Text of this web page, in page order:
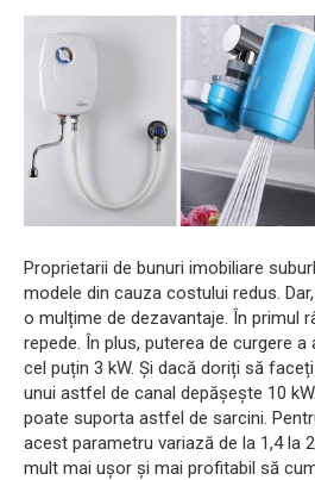
Proprietarii de bunuri imobiliare
modele din cauza costului redus.
o mulțime de dezavantaje. În primul
repede. În plus, puterea de curgere
cel puțin 3 kW. Și dacă doriți să
unui astfel de canal depășește 10
poate suporta astfel de sarcini.
acest parametru variază de la 1,4 la
mult mai ușor și mai profitabil să